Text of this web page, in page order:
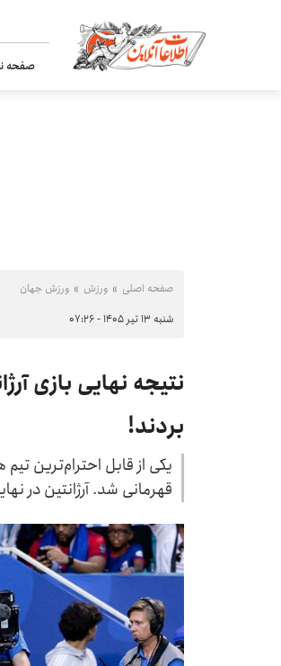
صفحه
صفحه اصلی ورزش ورزش جهان
شنبه ۱۳ تیر ۱۴۰۵ - ۰۷:۲۶
نتیجه نهایی بازی
بردند!
قهرمانی شد. آرژانتین در نهایت با نتیجه ۳-۲